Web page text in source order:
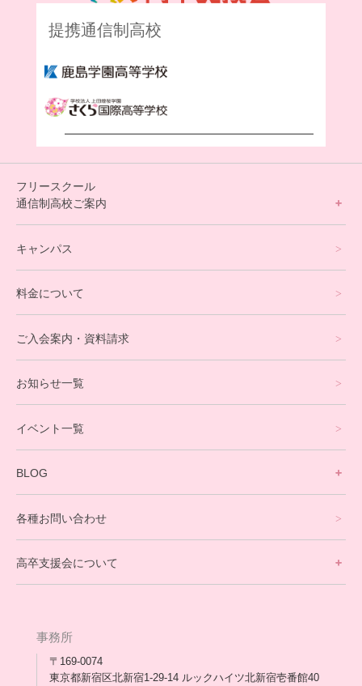
提携通信制高校
フリースクール
通信制高校ご案内
オンラインコース
eスポーツコース
就労支援コース
英会話・海外留学コース
寮生活サポート
卒業生の今
[家庭訪問カウンセリング]
キャンパス
料金について
ご入会案内・資料請求
お知らせ一覧
イベント一覧
BLOG
保護者交流だより一覧
会長コラム一覧
各種お問い合わせ
高卒支援会について
メディア出演
事務所
〒169-0074
東京都新宿区北新宿1-29-14 ルックハイツ北新宿壱番館40